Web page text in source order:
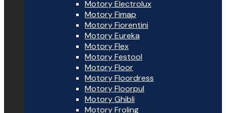
Motory Electrolux
Motory Fimap
Motory Fiorentini
Motory Eureka
Motory Flex
Motory Festool
Motory Floor
Motory Floordress
Motory Floorpul
Motory Ghibli
Motory Froling